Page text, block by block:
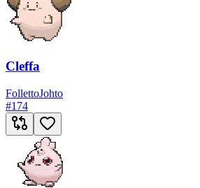
Cleffa
FollettoJohto
#174